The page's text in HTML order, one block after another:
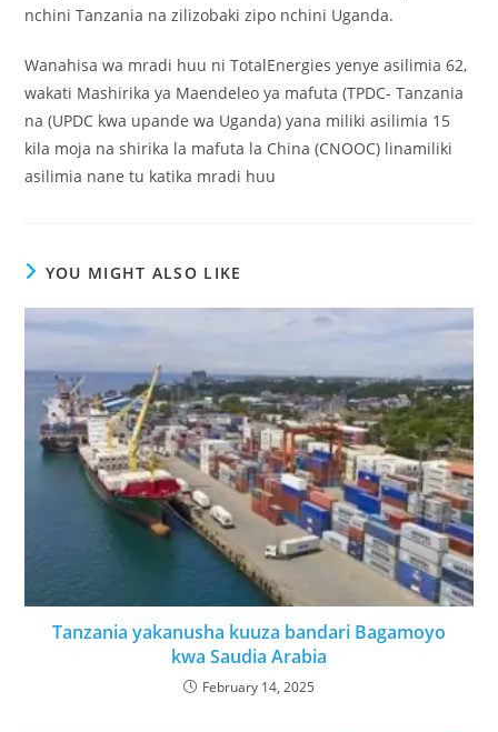
nchini Tanzania na zilizobaki zipo nchini Uganda.
Wanahisa wa mradi huu ni TotalEnergies yenye asilimia 62,
wakati Mashirika ya Maendeleo ya mafuta (TPDC- Tanzania
na (UPDC kwa upande wa Uganda) yana miliki asilimia 15
kila moja na shirika la mafuta la China (CNOOC) linamiliki
asilimia nane tu katika mradi huu
YOU MIGHT ALSO LIKE
Tanzania yakanusha kuuza bandari Bagamoyo
kwa Saudia Arabia
February 14, 2025